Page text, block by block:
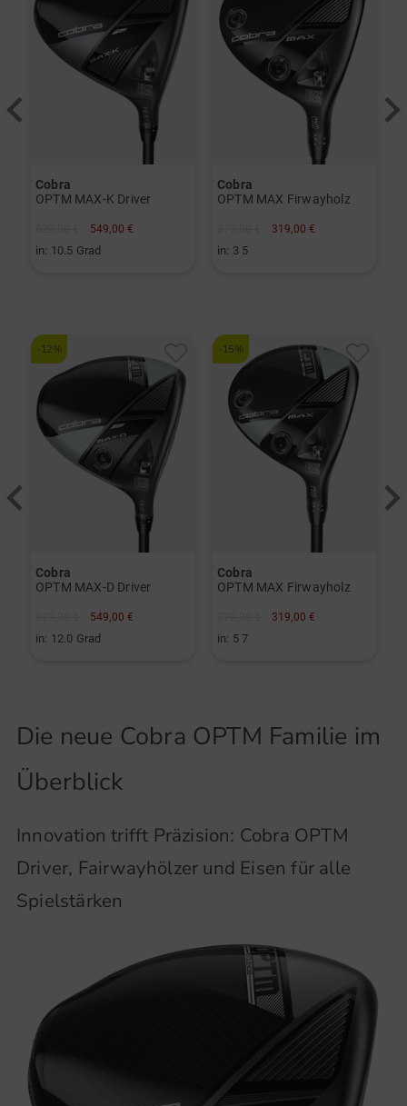
Cobra
OPTM MAX-K Driver
549,00 €
in: 10.5 Grad
Cobra
OPTM MAX Firwayholz
319,00 €
in: 3 5
-12%
Cobra
OPTM MAX-D Driver
549,00 €
in: 12.0 Grad
-15%
Cobra
OPTM MAX Firwayholz
319,00 €
in: 5 7
Die neue Cobra OPTM Familie im
Überblick
Innovation trifft Präzision: Cobra OPTM
Driver, Fairwayhölzer und Eisen für alle
Spielstärken